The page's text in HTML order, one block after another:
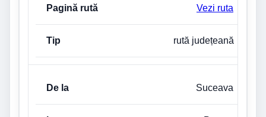
Vezi ruta
rută județeană
Suceava